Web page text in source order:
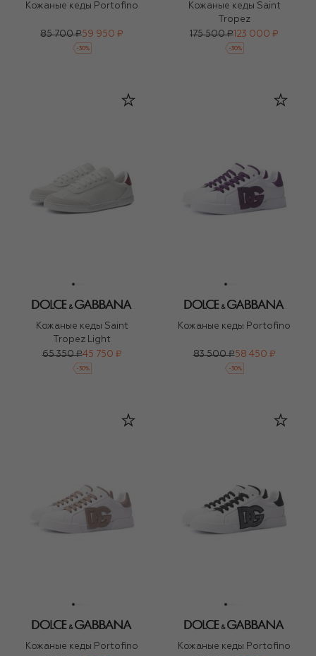
Кожаные кеды Portofino
85 700 ₽59 950 ₽
-30%
Кожаные кеды Saint
Tropez
175 500 ₽ 123 000 ₽
-30%
Кожаные кеды Saint
Tropez Light
65 350 ₽45 750 ₽
-30%
Кожаные кеды Portofino
83 500 ₽58 450 ₽
-30%
Кожаные кеды Portofino
Кожаные кеды Portofino